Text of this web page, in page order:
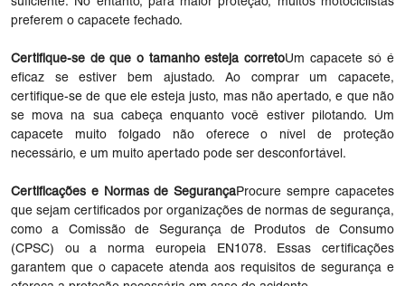
preferem o capacete fechado.
Certifique-se de que o tamanho esteja corretoUm capacete só é
eficaz se estiver bem ajustado. Ao comprar um capacete,
certifique-se de que ele esteja justo, mas não apertado, e que não
se mova na sua cabeça enquanto você estiver pilotando. Um
capacete muito folgado não oferece o nível de proteção
necessário, e um muito apertado pode ser desconfortável.
Certificações e Normas de SegurançaProcure sempre capacetes
que sejam certificados por organizações de normas de segurança,
como a Comissão de Segurança de Produtos de Consumo
(CPSC) ou a norma europeia EN1078. Essas certificações
garantem que o capacete atenda aos requisitos de segurança e